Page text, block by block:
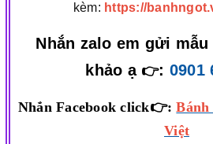
kèm: https://
Nhắn zalo em gửi
khảo ạ 👉: 0901
Nhắn Facebook click👉:
Việt